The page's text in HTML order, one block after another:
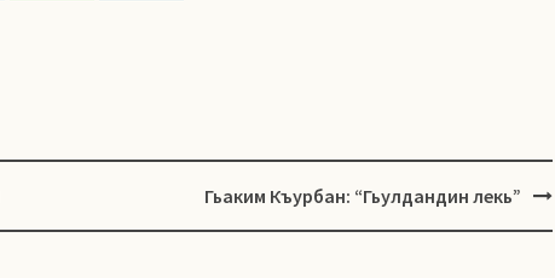
Гьаким Къурбан: “Гьулдандин лекь”